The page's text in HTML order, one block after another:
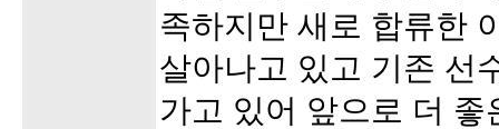
족하지만 새로 합류한
살아나고 있고 기존 선
가고 있어 앞으로 더